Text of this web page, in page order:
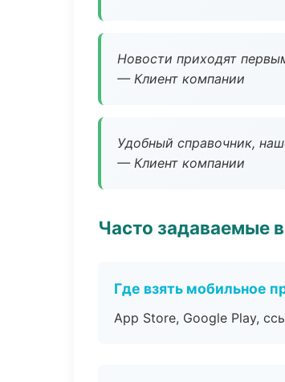
Новости приходят
— Клиент компании
Удобный справочник,
— Клиент компании
Часто задаваемые
Где взять мобильное
App Store, Google Play,